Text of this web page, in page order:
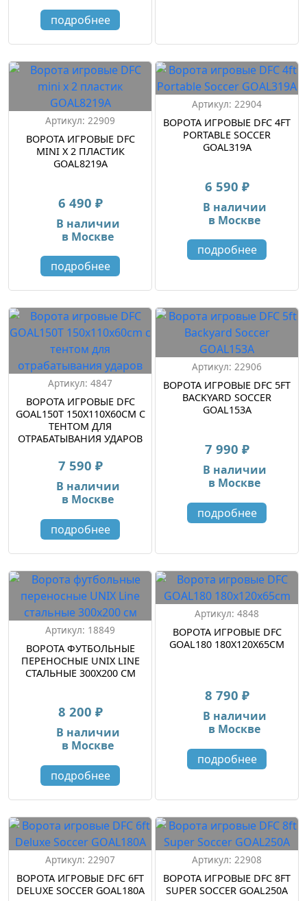
подробнее
Артикул: 22909
ВОРОТА ИГРОВЫЕ DFC
MINI Х 2 ПЛАСТИК
GOAL8219A
6 490 ₽
В наличии
в Москве
подробнее
Артикул: 22904
ВОРОТА ИГРОВЫЕ DFC 4FT
PORTABLE SOCCER
GOAL319A
6 590 ₽
В наличии
в Москве
подробнее
Артикул: 4847
ВОРОТА ИГРОВЫЕ DFC
GOAL150T 150X110X60CM С
ТЕНТОМ ДЛЯ
ОТРАБАТЫВАНИЯ УДАРОВ
7 590 ₽
В наличии
в Москве
подробнее
Артикул: 22906
ВОРОТА ИГРОВЫЕ DFC 5FT
BACKYARD SOCCER
GOAL153A
7 990 ₽
В наличии
в Москве
подробнее
Артикул: 18849
ВОРОТА ФУТБОЛЬНЫЕ
ПЕРЕНОСНЫЕ UNIX LINE
СТАЛЬНЫЕ 300X200 СМ
8 200 ₽
В наличии
в Москве
подробнее
Артикул: 4848
ВОРОТА ИГРОВЫЕ DFC
GOAL180 180X120X65CM
8 790 ₽
В наличии
в Москве
подробнее
Артикул: 22907
ВОРОТА ИГРОВЫЕ DFC 6FT
DELUXE SOCCER GOAL180A
Артикул: 22908
ВОРОТА ИГРОВЫЕ DFC 8FT
SUPER SOCCER GOAL250A